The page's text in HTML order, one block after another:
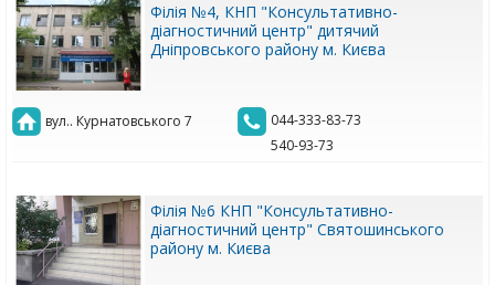
Філія №4, КНП "Консультативно-
діагностичний центр" дитячий
Дніпровського району м. Києва
вул.. Курнатовського 7
044-333-83-73
540-93-73
Філія №6 КНП "Консультативно-
діагностичний центр" Святошинського
району м. Києва